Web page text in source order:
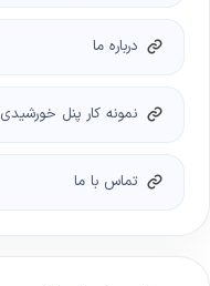
درباره ما
نمونه کار پنل خورشیدی
تماس با ما